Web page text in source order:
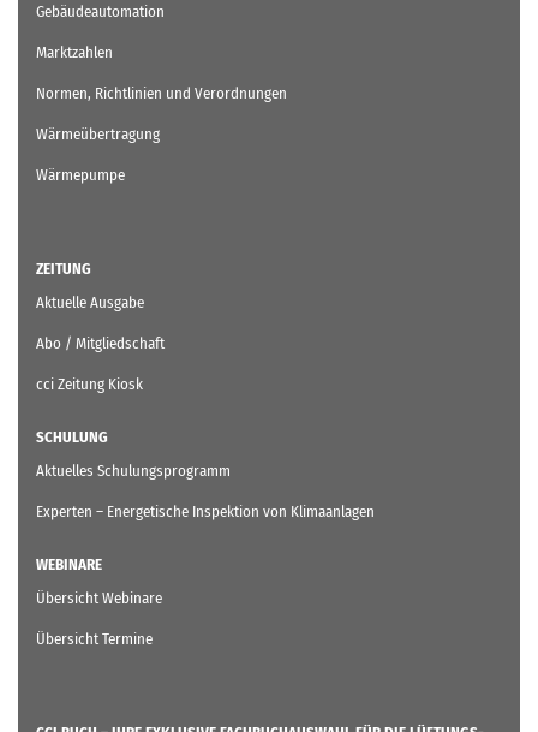
Gebäudeautomation
Marktzahlen
Normen, Richtlinien und Verordnungen
Wärmeübertragung
Wärmepumpe
ZEITUNG
Aktuelle Ausgabe
Abo / Mitgliedschaft
cci Zeitung Kiosk
SCHULUNG
Aktuelles Schulungsprogramm
Experten – Energetische Inspektion von Klimaanlagen
WEBINARE
Übersicht Webinare
Übersicht Termine